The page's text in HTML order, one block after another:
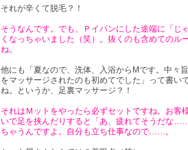
それが辛くて脱毛？！
そうなんです。でも、Ｐイパンにした途端に「じ
くなっちゃいました（笑）。抜くのも含めてのル
ね。
他にも「夏なので、洗体、入浴からMです。中々
をマッサージされたのも初めてでした」って書い
ね。というか、足裏マッサージ？！
それはＭットをやったら必ずセットですね。お客
いで足を挟んだりすると「あ、疲れてそうだな
ちゃうんですよ。自分も立ち仕事なので……。